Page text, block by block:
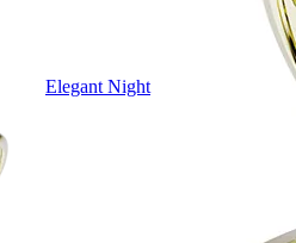
Elegant Night